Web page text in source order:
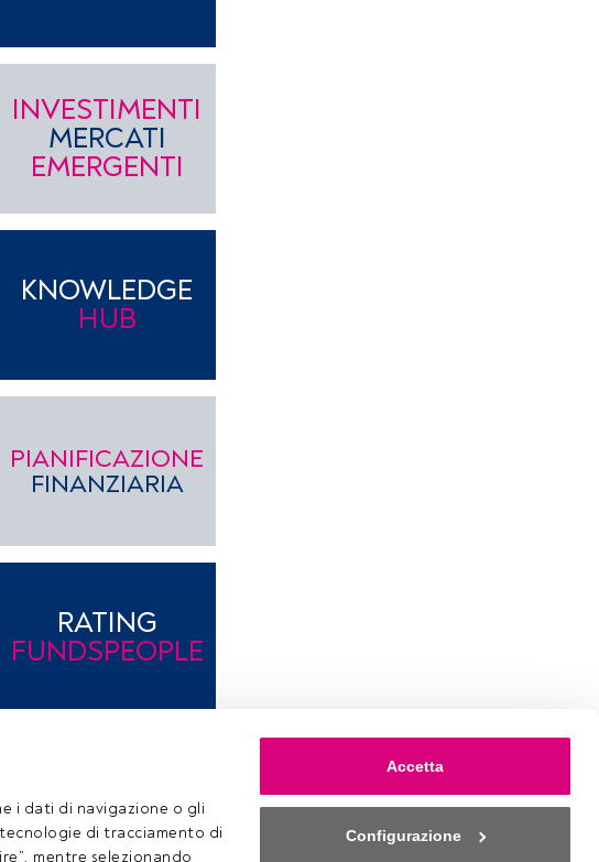
i dati di navigazione o gli
di tracciamento di
mentre selezionando
Accetta
Configurazione
INVESTIMENTI
MERCATI
EMERGENTI
KNOWLEDGE
HUB
PIANIFICAZIONE
FINANZIARIA
RATING
FUNDSPEOPLE
ALTERNATIVI